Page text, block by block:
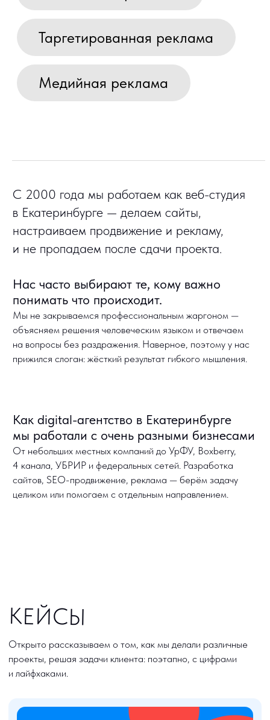
проекты, решая задачи клиента: поэтапно, с цифрами
и лайфхаками.
Разработка, UX/UI дизайн, 1С-Битрикс
Разработка сайта для Panda Group